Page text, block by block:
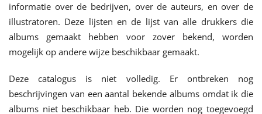
informatie over de bedrijven, over de auteurs, en over de
illustratoren. Deze lijsten en de lijst van alle drukkers die
albums gemaakt hebben voor zover bekend, worden
mogelijk op andere wijze beschikbaar gemaakt.
Deze catalogus is niet volledig. Er ontbreken nog
beschrijvingen van een aantal bekende albums omdat ik die
albums niet beschikbaar heb. Die worden nog toegevoegd